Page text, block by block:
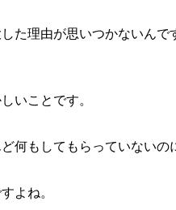
た理由が思いつかないん
いことです。
何もしてもらっていないの
よね。